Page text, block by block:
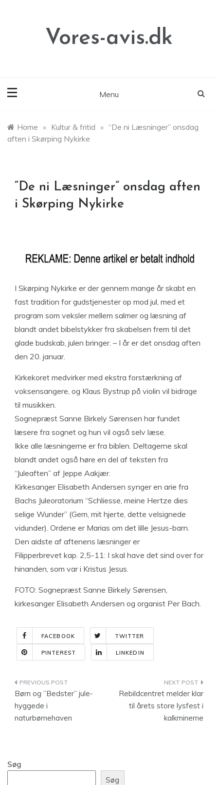
Vores-avis.dk
Menu
Home » Kultur & fritid » “De ni Læsninger” onsdag
aften i Skørping Nykirke
“De ni Læsninger” onsdag aften
i Skørping Nykirke
I Skørping Nykirke er der gennem mange år skabt en
fast tradition for gudstjenester op mod jul, med et
program som veksler mellem salmer og læsning af
blandt andet bibelstykker fra skabelsen frem til det
glade budskab, julen bringer. – I år er det onsdag aften
den 20. januar.
Kirkekoret medvirker med ekstra forstærkning af
voksensangere, og Klaus Bystrup på violin vil bidrage
til musikken.
Sognepræst Sanne Birkely Sørensen har fundet
læsere fra sognet og hun vil også selv læse.
Ikke alle læsningerne er fra biblen. Deltagerne skal
blandt andet også høre en del af teksten fra
“Juleaften” af Jeppe Aakjær.
Kirkesanger Elisabeth Andersen synger en arie fra
Bachs Juleoratorium “Schliesse, meine Hertze dies
selige Wunder” (Gem, mit hjerte, dette velsignede
vidunder). Ordene er Marias om det lille Jesus-barn.
Den aidste af aftenens læsninger er
Filipperbrevet kap. 2,5-11: I skal have det sind over for
hinanden, som var i Kristus Jesus.
FOTO: Sognepræst Sanne Birkely Sørensen,
kirkesanger Elisabeth Andersen og organist Per Bach.
FACEBOOK TWITTER
PINTEREST LINKEDIN
Indlægsnavigation
Børn og ”Bedster” jule-
hyggede i
naturbørnehaven
Rebildcentret melder klar
til årets store lysfest i
kalkminerne
Søg
Søg